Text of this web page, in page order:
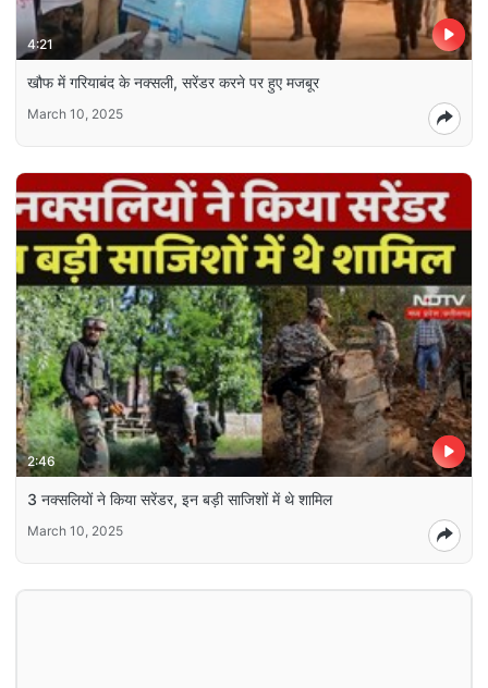
4:21
खौफ में गरियाबंद के नक्सली, सरेंडर करने पर हुए मजबूर
March 10, 2025
2:46
3 नक्सलियों ने किया सरेंडर, इन बड़ी साजिशों में थे शामिल
March 10, 2025